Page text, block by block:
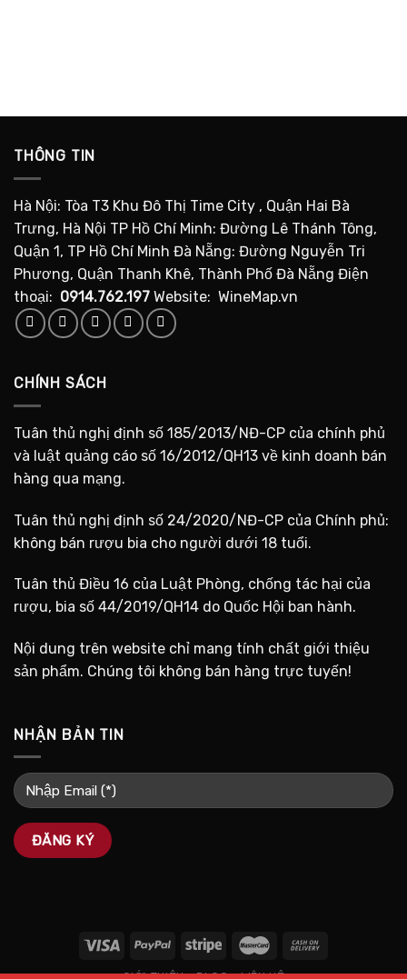
THÔNG TIN
Hà Nội: Tòa T3 Khu Đô Thị Time City , Quận Hai Bà
Trưng, Hà Nội TP Hồ Chí Minh: Đường Lê Thánh Tông,
Quận 1, TP Hồ Chí Minh Đà Nẵng: Đường Nguyễn Tri
Phương, Quận Thanh Khê, Thành Phố Đà Nẵng Điện
thoại: 0914.762.197 Website: WineMap.vn
CHÍNH SÁCH
Tuân thủ nghị định số 185/2013/NĐ-CP của chính phủ
và luật quảng cáo số 16/2012/QH13 về kinh doanh bán
hàng qua mạng.
Tuân thủ nghị định số 24/2020/NĐ-CP của Chính phủ:
không bán rượu bia cho người dưới 18 tuổi.
Tuân thủ Điều 16 của Luật Phòng, chống tác hại của
rượu, bia số 44/2019/QH14 do Quốc Hội ban hành.
Nội dung trên website chỉ mang tính chất giới thiệu
sản phẩm. Chúng tôi không bán hàng trực tuyến!
NHẬN BẢN TIN